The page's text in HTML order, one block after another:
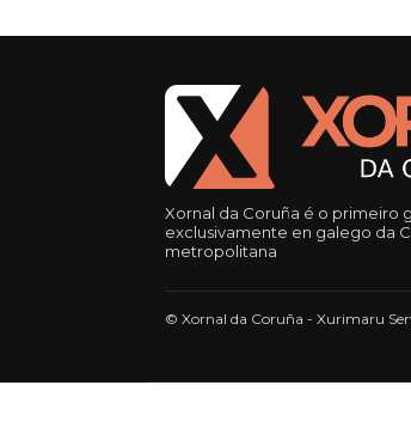
Xornal da Coruña é o primeiro
exclusivamente en galego da
metropolitana
© Xornal da Coruña - Xurimaru